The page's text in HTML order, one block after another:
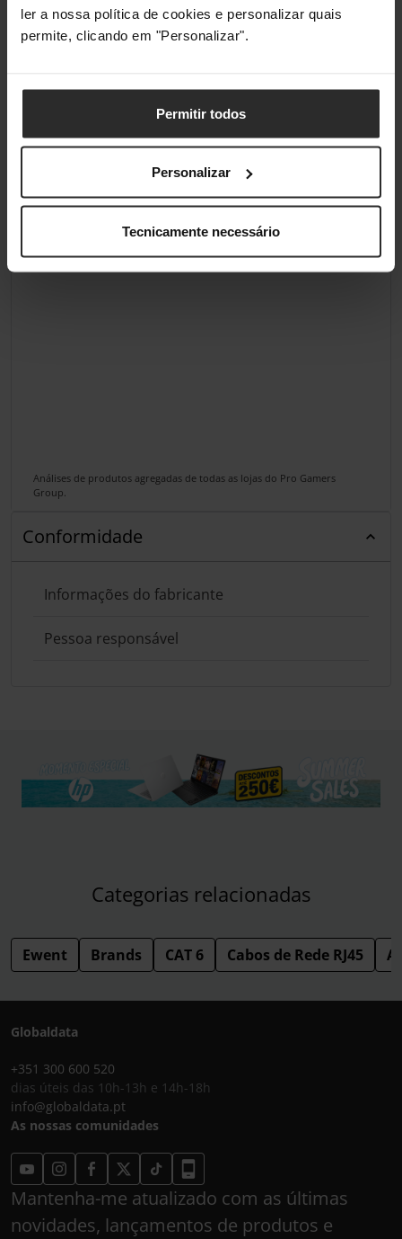
ler a nossa política de cookies e personalizar quais
permite, clicando em "Personalizar".
Permitir todos
Personalizar
Tecnicamente necessário
Análises de produtos agregadas de todas as lojas do Pro Gamers
Group.
Conformidade
Informações do fabricante
Pessoa responsável
Categorias relacionadas
Ewent Brands CAT 6 Cabos de Rede RJ45
Globaldata
+351 300 600 520
dias úteis das 10h-13h e 14h-18h
info@globaldata.pt
As nossas comunidades
Mantenha-me atualizado com as últimas
novidades, lançamentos de produtos e